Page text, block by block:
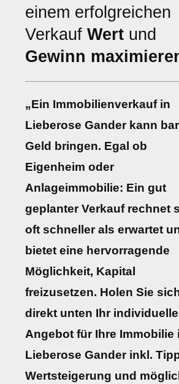
einem erfolgreichen
Verkauf Wert und
Gewinn
„Ein Immobilienverkauf in
Lieberose Gander kann
Geld bringen. Egal ob
Eigenheim oder
Anlageimmobilie: Ein gut
geplanter Verkauf rechnet
oft schneller als erwartet
bietet eine hervorragende
Möglichkeit, Kapital
freizusetzen. Holen Sie
direkt unten Ihr
Angebot für Ihre Immobilie
Lieberose Gander inkl.
Wertsteigerung und